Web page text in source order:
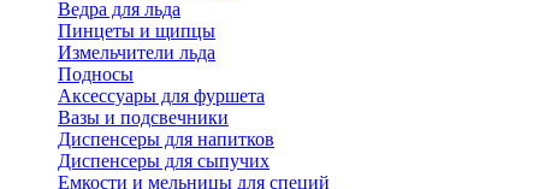
Ведра для льда
Пинцеты и щипцы
Измельчители льда
Подносы
Аксессуары для фуршета
Вазы и подсвечники
Диспенсеры для напитков
Диспенсеры для сыпучих
Емкости и мельницы для специй